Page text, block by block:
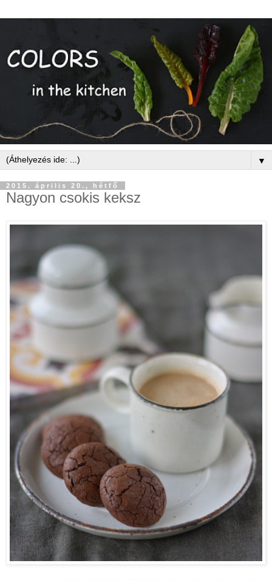
▼
2015. április 20., hétfő
Nagyon csokis keksz